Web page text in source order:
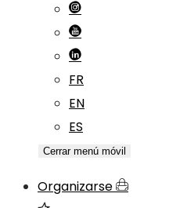
FR
EN
ES
Cerrar menú móvil
Organizarse